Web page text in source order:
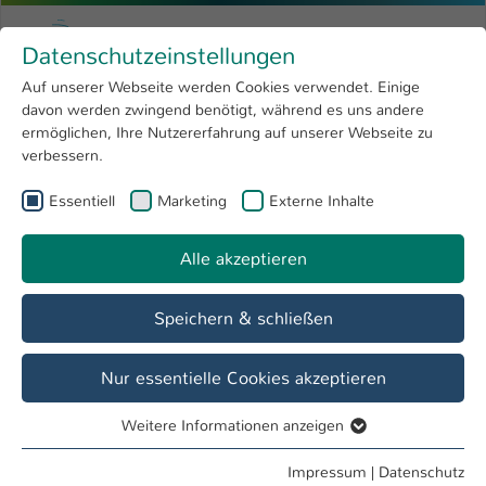
Menu
Forschung 4
Open submenu
Hochschule
International
Zum Hauptinhalt springen
Hochschule Kaiserslautern
Sie sind hier: Wirtschaftsingenieurwesen - Logistik und Produktionsmanagement
Studiengang
Produktionsmanagement, Master of Science
Fakten Studienziele
Abschluss
Master of Science
Datenschutzeinstellungen
Auf unserer Webseite werden Cookies verwendet. Einige
davon werden zwingend benötigt, während es uns andere
ermöglichen, Ihre Nutzererfahrung auf unserer Webseite zu
verbessern.
Essentiell Marketing Externe Inhalte
Alle akzeptieren
Speichern & schließen
Nur essentielle Cookies akzeptieren
Essentielle Cookies werden für grundlegende Funktionen
Weitere Informationen anzeigen
Impressum | Datenschutz